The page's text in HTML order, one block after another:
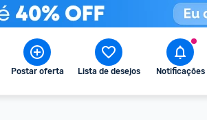
Postar oferta Lista de desejos Notificações